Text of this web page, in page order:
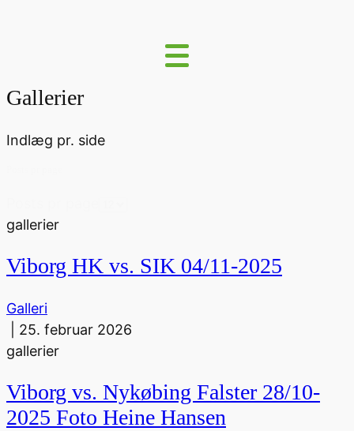
Gallerier
Indlæg pr. side
gallerier
Viborg HK vs. SIK 04/11-2025
Galleri
25. februar 2026
gallerier
Viborg vs. Nykøbing Falster 28/10-
2025 Foto Heine Hansen